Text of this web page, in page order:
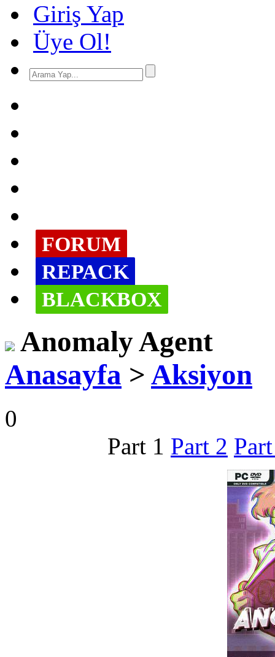
Giriş Yap
Üye Ol!
FORUM
REPACK
BLACKBOX
Anomaly Agent
Anasayfa > Aksiyon
0
Part 1 Part 2